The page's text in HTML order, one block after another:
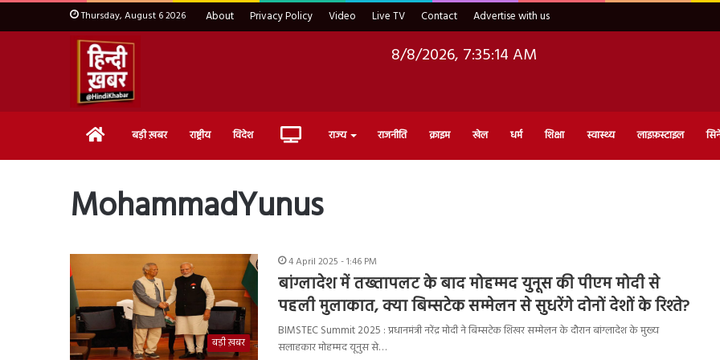
Thursday, August 6 2026 About Privacy Policy Video Live TV Contact Advertise with us
8/8/2026, 7:35:15 AM
Home बड़ी ख़बर राष्ट्रीय विदेश Live राज्य राजनीति क्राइम खेल धर्म शिक्षा स्वास्थ्य लाइफ़स्टाइल
MohammadYunus
बड़ी ख़बर
4 April 2025 - 1:46 PM
बांग्लादेश में तख्तापलट के बाद मोहम्मद युनूस की पीएम मोदी से
पहली मुलाकात, क्या बिम्सटेक सम्मेलन से सुधरेंगे दोनों देशों के रिश्ते?
BIMSTEC Summit 2025 : प्रधानमंत्री नरेंद्र मोदी ने बिम्सटेक शिखर सम्मेलन के दौरान बांग्लादेश के मुख्य
सलाहकार मोहम्मद यूनुस से…